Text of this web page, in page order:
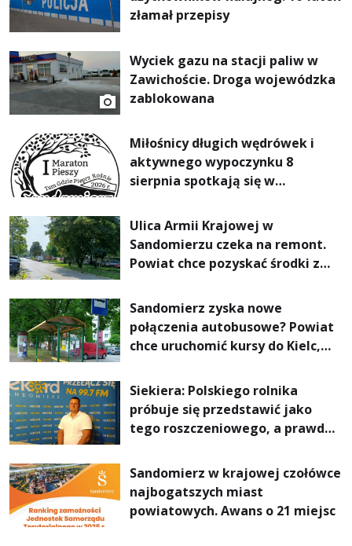
złamał przepisy
Wyciek gazu na stacji paliw w
Zawichoście. Droga wojewódzka
zablokowana
Miłośnicy długich wędrówek i
aktywnego wypoczynku 8
sierpnia spotkają się w
Pieszym „Tam Gdzie Pieprz
Rośnie”
Ulica Armii Krajowej w
Sandomierzu czeka na remont.
Powiat chce pozyskać środki z
Dróg
Sandomierz zyska nowe
połączenia autobusowe? Powiat
chce uruchomić kursy do Kielc,
Siekiera: Polskiego rolnika
próbuje się przedstawić jako
tego roszczeniowego, a prawda
Sandomierz w krajowej czołówce
najbogatszych miast
powiatowych. Awans o 21 miejsc